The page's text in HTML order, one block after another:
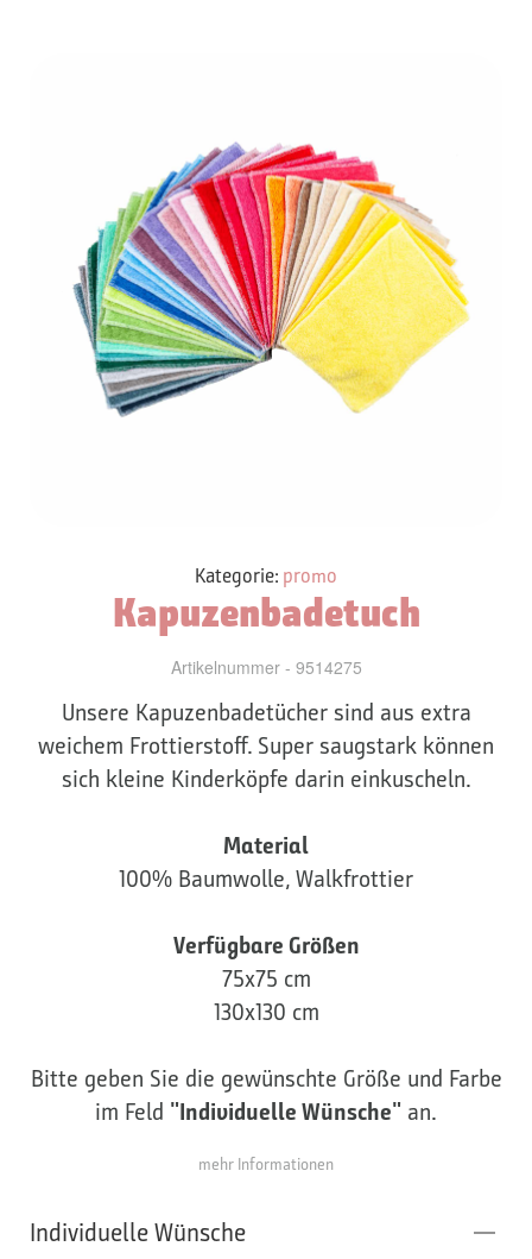
Kategorie: promo
Kapuzenbadetuch
Artikelnummer - 9514275
Unsere Kapuzenbadetücher sind aus extra
weichem Frottierstoff. Super saugstark können
sich kleine Kinderköpfe darin einkuscheln.
Material
100% Baumwolle, Walkfrottier
Verfügbare Größen
75x75 cm
130x130 cm
Bitte geben Sie die gewünschte Größe und Farbe
im Feld "Individuelle Wünsche" an.
mehr Informationen
Individuelle Wünsche